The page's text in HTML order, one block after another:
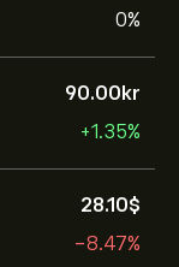
0%
90.00‎kr‎
+1.35%
28.10‎$‎
-8.47%